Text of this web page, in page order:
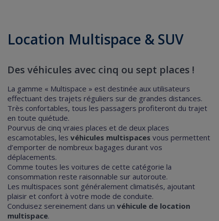
Location Multispace & SUV
Des véhicules avec cinq ou sept places !
La gamme « Multispace » est destinée aux utilisateurs
effectuant des trajets réguliers sur de grandes distances.
Très confortables, tous les passagers profiteront du trajet
en toute quiétude.
Pourvus de cinq vraies places et de deux places
escamotables, les véhicules multispaces vous permettent
d’emporter de nombreux bagages durant vos
déplacements.
Comme toutes les voitures de cette catégorie la
consommation reste raisonnable sur autoroute.
Les multispaces sont généralement climatisés, ajoutant
plaisir et confort à votre mode de conduite.
Conduisez sereinement dans un véhicule de location
multispace.